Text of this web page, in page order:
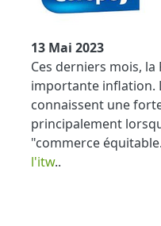
13 Mai 2023
Ces derniers mois,
importante inflation.
connaissent une
principalement
"commerce
l'itw..